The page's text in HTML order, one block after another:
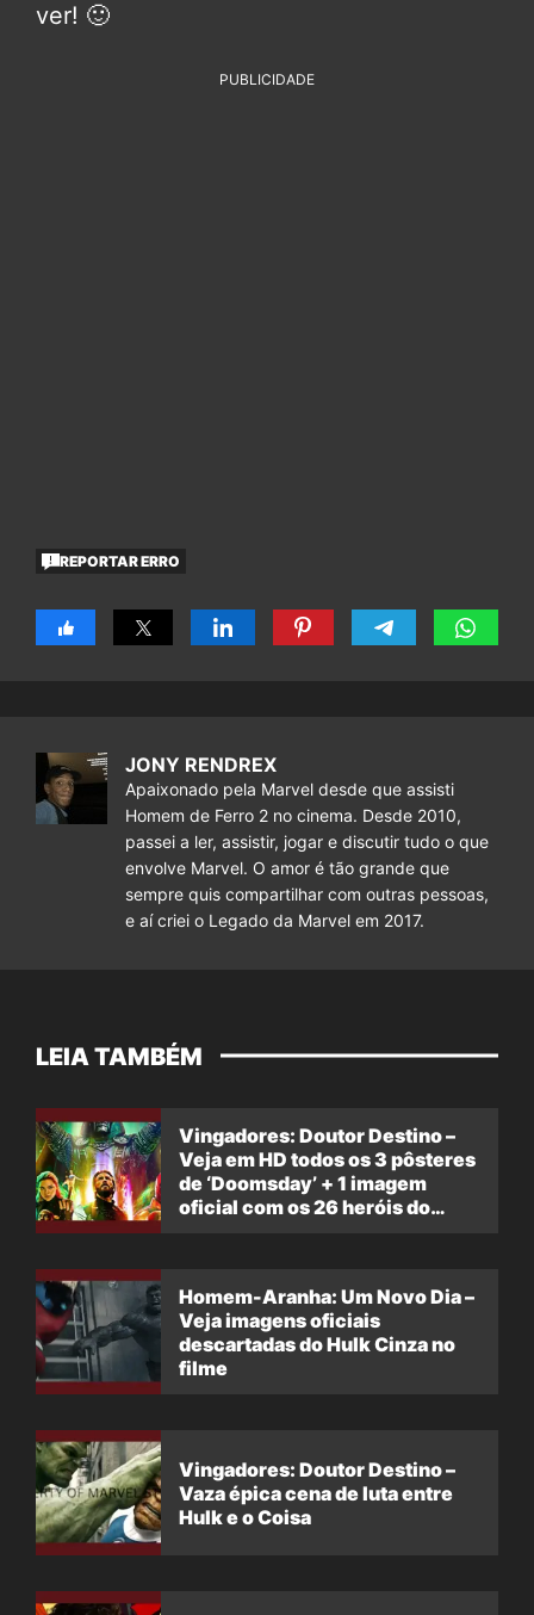
ver! 🙂
PUBLICIDADE
REPORTAR ERRO
JONY RENDREX
Apaixonado pela Marvel desde que assisti
Homem de Ferro 2 no cinema. Desde 2010,
passei a ler, assistir, jogar e discutir tudo o que
envolve Marvel. O amor é tão grande que
sempre quis compartilhar com outras pessoas,
e aí criei o Legado da Marvel em 2017.
LEIA TAMBÉM
Vingadores: Doutor Destino –
Veja em HD todos os 3 pôsteres
de ‘Doomsday’ + 1 imagem
oficial com os 26 heróis do
Homem-Aranha: Um Novo Dia –
Veja imagens oficiais
descartadas do Hulk Cinza no
filme
Vingadores: Doutor Destino –
Vaza épica cena de luta entre
Hulk e o Coisa